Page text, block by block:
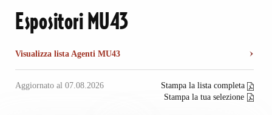
Espositori MU43
Visualizza lista Agenti MU43
Aggiornato al 07.08.2026
Stampa la lista completa
Stampa la tua selezione